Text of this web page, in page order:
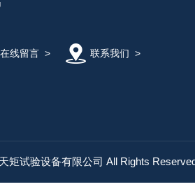
在线留言> 联系我们 >
矩试验设备有限公司 All Rights